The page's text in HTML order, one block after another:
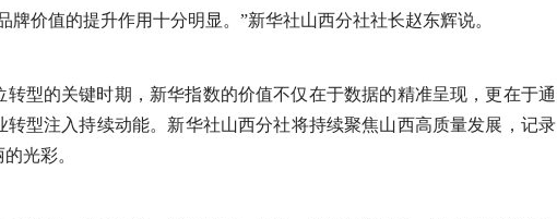
价值的提升作用十分明显。”新华社山西分社社长赵东辉说。
型的关键时期，新华指数的价值不仅在于数据的精准呈现，更在于通
型注入持续动能。新华社山西分社将持续聚焦山西高质量发展，记录
光彩。